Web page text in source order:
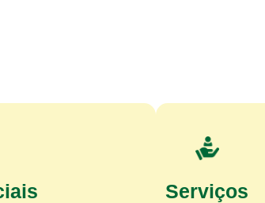
Serviços